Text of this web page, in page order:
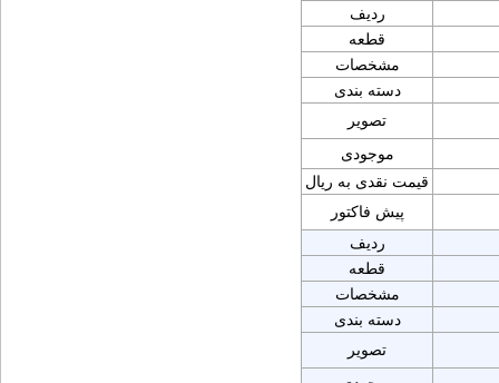
ردیف
قطعه
مشخصات
دسته بندی
تصویر
موجودی
قیمت نقدی به ریال
پیش فاکتور
ردیف
قطعه
مشخصات
دسته بندی
تصویر